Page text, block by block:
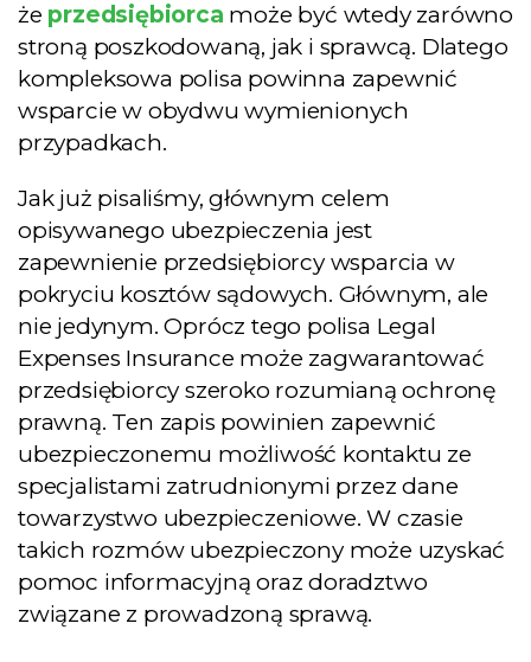
że przedsiębiorca może być wtedy zarówno
stroną poszkodowaną, jak i sprawcą. Dlatego
kompleksowa polisa powinna zapewnić
wsparcie w obydwu wymienionych
przypadkach.
Jak już pisaliśmy, głównym celem
opisywanego ubezpieczenia jest
zapewnienie przedsiębiorcy wsparcia w
pokryciu kosztów sądowych. Głównym, ale
nie jedynym. Oprócz tego polisa Legal
Expenses Insurance może zagwarantować
przedsiębiorcy szeroko rozumianą ochronę
prawną. Ten zapis powinien zapewnić
ubezpieczonemu możliwość kontaktu ze
specjalistami zatrudnionymi przez dane
towarzystwo ubezpieczeniowe. W czasie
takich rozmów ubezpieczony może uzyskać
pomoc informacyjną oraz doradztwo
związane z prowadzoną sprawą.